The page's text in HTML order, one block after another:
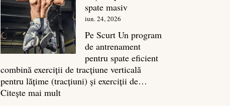
sa
masa
spate masiv
iun. 24, 2026
Pe Scurt Un program
de antrenament
pentru spate eficient
combină exerciții de tracțiune verticală
pentru lățime (tracțiuni) și exerciții de…
Citește mai mult: